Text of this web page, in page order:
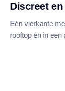
Discreet
Eén vierkante
rooftop én in een